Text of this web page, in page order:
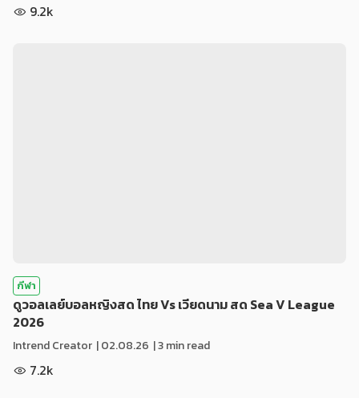
9.2k
กีฬา
ดูวอลเลย์บอลหญิงสด ไทย Vs เวียดนาม สด Sea V League
2026
Intrend Creator |02.08.26 | 3 min read
7.2k